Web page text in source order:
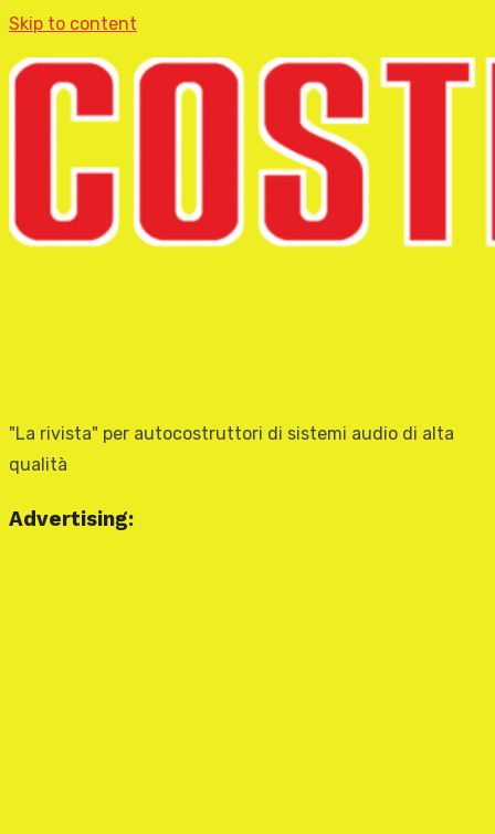
Skip to content
"La rivista" per autocostruttori di sistemi audio di alta
qualità
Advertising: